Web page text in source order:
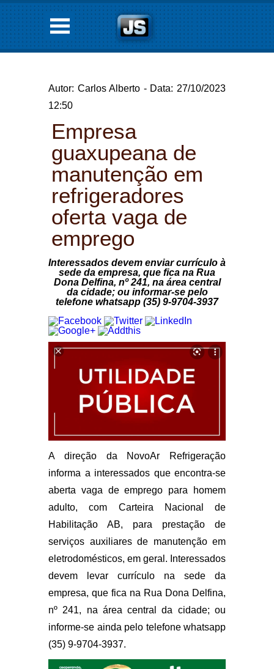
Autor: Carlos Alberto - Data: 27/10/2023
12:50
Empresa
guaxupeana de
manutenção em
refrigeradores
oferta vaga de
emprego
Interessados devem enviar currículo à
sede da empresa, que fica na Rua
Dona Delfina, nº 241, na área central
da cidade; ou informar-se pelo
telefone whatsapp (35) 9-9704-3937
A direção da NovoAr Refrigeração
informa a interessados que encontra-se
aberta vaga de emprego para homem
adulto, com Carteira Nacional de
Habilitação AB, para prestação de
serviços auxiliares de manutenção em
eletrodomésticos, em geral. Interessados
devem levar currículo na sede da
empresa, que fica na Rua Dona Delfina,
nº 241, na área central da cidade; ou
informe-se ainda pelo telefone whatsapp
(35) 9-9704-3937.